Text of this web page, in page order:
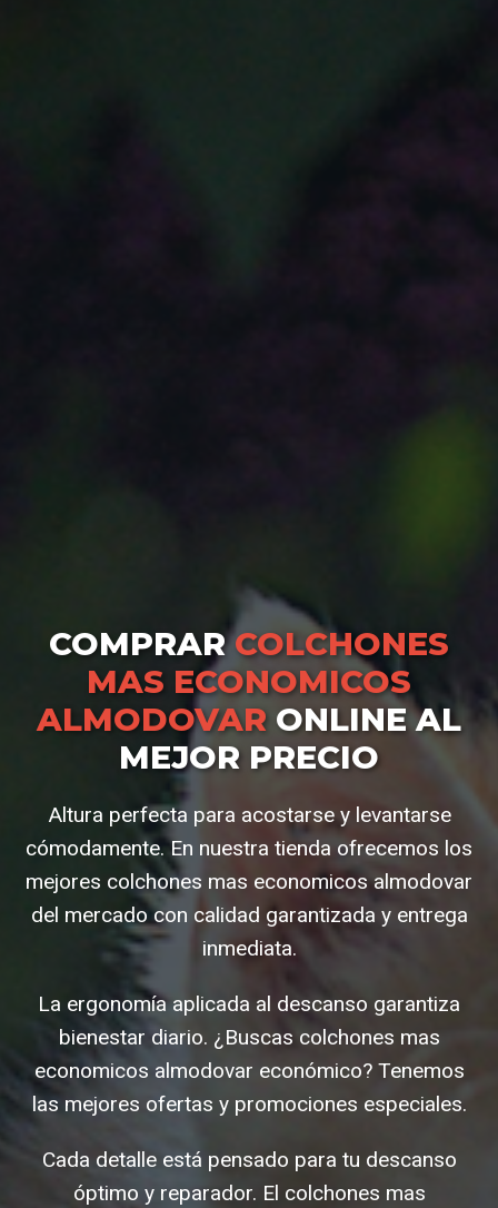
COMPRARCOLCHONES
MAS ECONOMICOS
ALMODOVAR ONLINE AL
MEJOR PRECIO
Altura perfecta para acostarse y levantarse
cómodamente. En nuestra tienda ofrecemos los
mejores colchones mas economicos almodovar
del mercado con calidad garantizada y entrega
inmediata.
La ergonomía aplicada al descanso garantiza
bienestar diario. ¿Buscas colchones mas
economicos almodovar económico? Tenemos
las mejores ofertas y promociones especiales.
Cada detalle está pensado para tu descanso
óptimo y reparador. El colchones mas